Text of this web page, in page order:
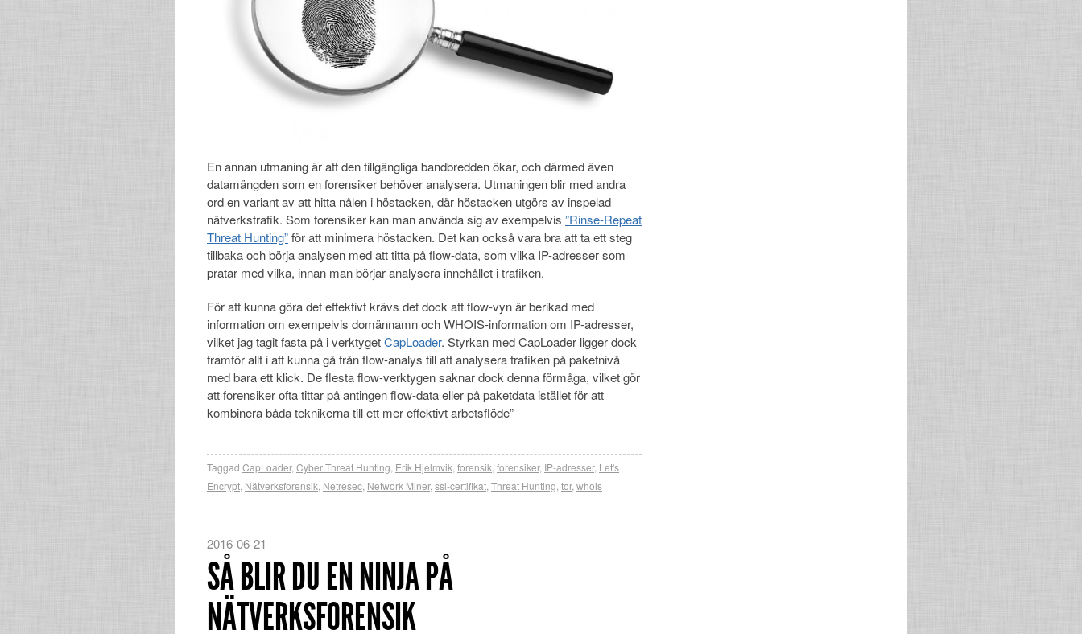
En annan utmaning är att den tillgängliga bandbredden ökar, och därmed även
datamängden som en forensiker behöver analysera. Utmaningen blir med andra
ord en variant av att hitta nålen i höstacken, där höstacken utgörs av inspelad
nätverkstrafik. Som forensiker kan man använda sig av exempelvis ”Rinse-Repeat
Threat Hunting”för att minimera höstacken. Det kan också vara bra att ta ett steg
tillbaka och börja analysen med att titta på flow-data, som vilka IP-adresser som
pratar med vilka, innan man börjar analysera innehållet i trafiken.
För att kunna göra det effektivt krävs det dock att flow-vyn är berikad med
information om exempelvis domännamn och WHOIS-information om IP-adresser,
vilket jag tagit fasta på i verktygetCapLoader. Styrkan med CapLoader ligger dock
framför allt i att kunna gå från flow-analys till att analysera trafiken på paketnivå
med bara ett klick. De flesta flow-verktygen saknar dock denna förmåga, vilket gör
att forensiker ofta tittar på antingen flow-data eller på paketdata istället för att
kombinera båda teknikerna till ett mer effektivt arbetsflöde”
Taggad CapLoader, Cyber Threat Hunting Erik Hjelmvik forensik forensiker, IP-adresser, Let's
Encrypt Nätverksforensik Netresec Network Miner, ssl-certifikat Threat Hunting tor, whois
2016-06-21
SÅ BLIR DU EN NINJA PÅ
NÄTVERKSFORENSIK